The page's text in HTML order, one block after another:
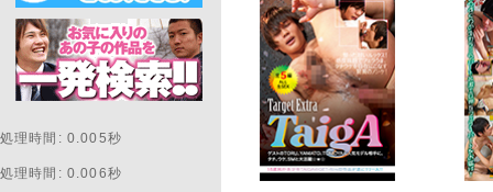
処理時間: 0.005秒
処理時間: 0.006秒